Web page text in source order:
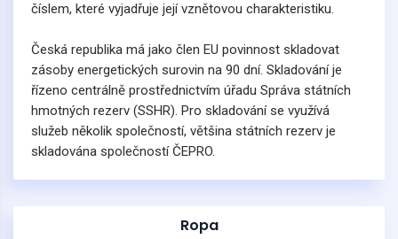
číslem, které vyjadřuje její vznětovou charakteristiku.
Česká republika má jako člen EU povinnost skladovat
zásoby energetických surovin na 90 dní. Skladování je
řízeno centrálně prostřednictvím úřadu Správa státních
hmotných rezerv (SSHR). Pro skladování se využívá
služeb několik společností, většina státních rezerv je
skladována společností ČEPRO.
Ropa